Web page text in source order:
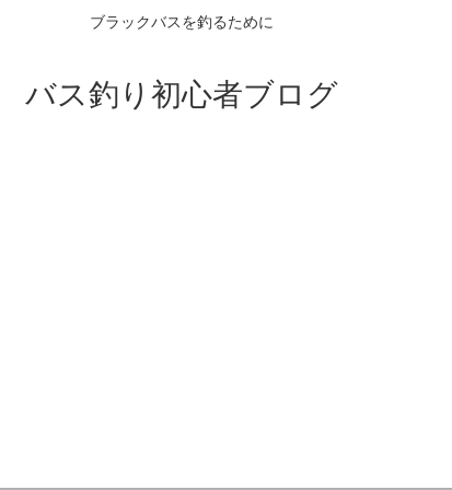
ブラックバスを釣るために
バス釣り初心者ブログ